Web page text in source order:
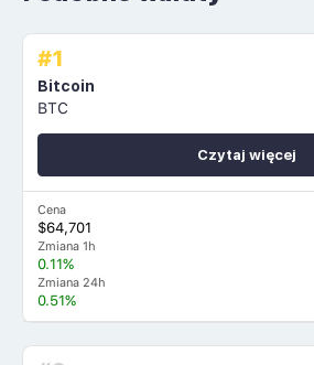
#1
Bitcoin
BTC
Cena
$64,701
Zmiana 1h
0.11%
Zmiana 24h
0.51%
Czytaj więcej